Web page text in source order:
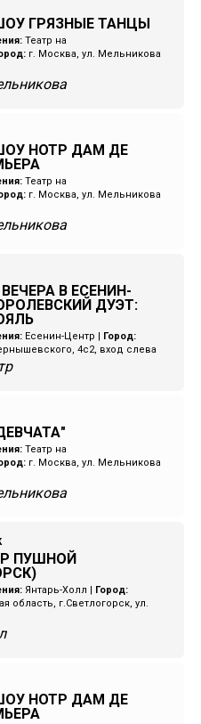
ГРЯЗНЫЕ ТАНЦЫ
Театр на
г. Москва, ул. Мельникова
НОТР ДАМ ДЕ
Театр на
г. Москва, ул. Мельникова
В ЕСЕНИН-
ДУЭТ:
Есенин-Центр
Город:
4с2, вход слева
Театр на
г. Москва, ул. Мельникова
ПУШНОЙ
Янтарь-Холл
Город:
область, г.Светлогорск, ул.
НОТР ДАМ ДЕ